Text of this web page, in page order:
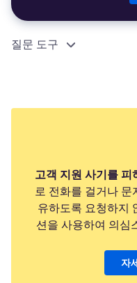
질문 도구
고객 지원 사기를 피
로 전화를 걸거나 문
유하도록 요청하지
션을 사용하여 의심
자